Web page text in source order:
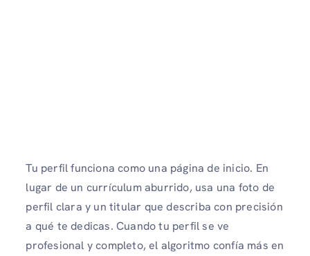
Tu perfil funciona como una página de inicio. En
lugar de un currículum aburrido, usa una foto de
perfil clara y un titular que describa con precisión
a qué te dedicas. Cuando tu perfil se ve
profesional y completo, el algoritmo confía más en